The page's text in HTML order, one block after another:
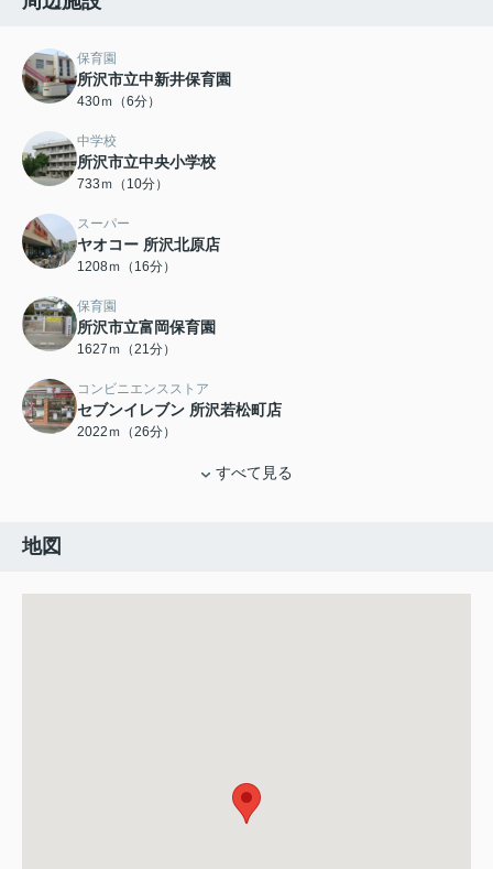
保育園
所沢市立中新井保育園
430ｍ（6分）
中学校
所沢市立中央小学校
733ｍ（10分）
スーパー
ヤオコー 所沢北原店
1208ｍ（16分）
保育園
所沢市立富岡保育園
1627ｍ（21分）
コンビニエンスストア
セブンイレブン 所沢若松町店
2022ｍ（26分）
すべて見る
地図